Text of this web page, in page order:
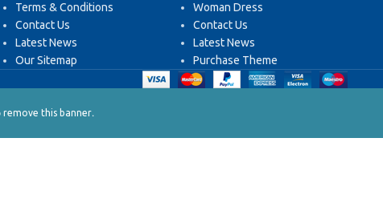
Terms & Conditions
Contact Us
Latest News
Our Sitemap
Woman Dress
Contact Us
Latest News
Purchase Theme
remove this banner.